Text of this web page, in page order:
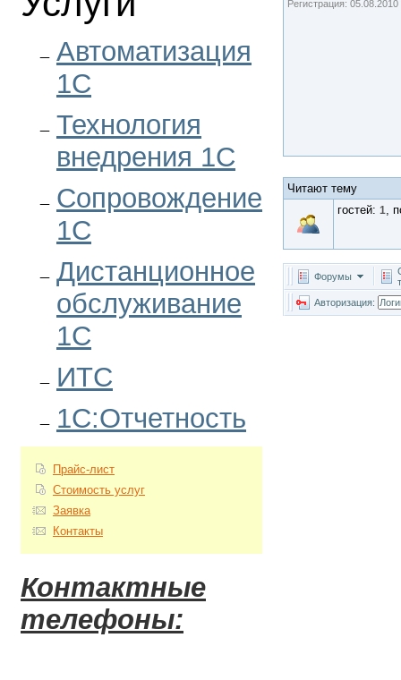
Автоматизация
1С
Технология
внедрения 1С
Сопровождение
1С
Дистанционное
обслуживание
1С
ИТС
1С:Отчетность
Прайс-лист
Стоимость услуг
Заявка
Контакты
Контактные
телефоны:
Регистрация: 05.08.2010
Читают тему
гостей: 1,
Форумы
Авторизация: